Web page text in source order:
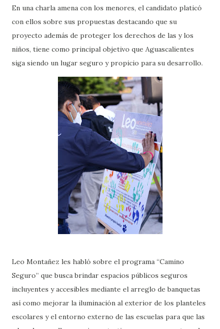
En una charla amena con los menores, el candidato platicó
con ellos sobre sus propuestas destacando que su
proyecto además de proteger los derechos de las y los
niños, tiene como principal objetivo que Aguascalientes
siga siendo un lugar seguro y propicio para su desarrollo.
Leo Montañez les habló sobre el programa “Camino
Seguro” que busca brindar espacios públicos seguros
incluyentes y accesibles mediante el arreglo de banquetas
así como mejorar la iluminación al exterior de los planteles
escolares y el entorno externo de las escuelas para que las